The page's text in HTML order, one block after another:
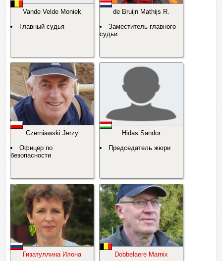
Vande Velde Moniek
Главный судья
de Bruijn Mathijs R.
Заместитель главного
судьи
Czerniawski Jerzy
Офицер по
безопасности
Hidas Sandor
Председатель жюри
Гизатуллина Илона Dobbelaere Marnix